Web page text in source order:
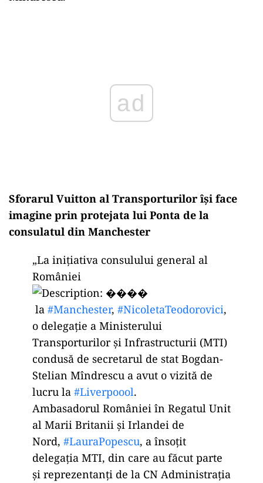
Sforarul Vuitton al Transporturilor își face
imagine prin protejata lui Ponta de la
consulatul din Manchester
„La inițiativa consulului general al
României
la #Manchester, #NicoletaTeodorovici,
o delegație a Ministerului
Transporturilor și Infrastructurii (MTI)
condusă de secretarul de stat Bogdan-
Stelian Mîndrescu a avut o vizită de
lucru la #Liverpoool.
Ambasadorul României în Regatul Unit
al Marii Britanii și Irlandei de
Nord, #LauraPopescu, a însoțit
delegația MTI, din care au făcut parte
și reprezentanți de la CN Administrația